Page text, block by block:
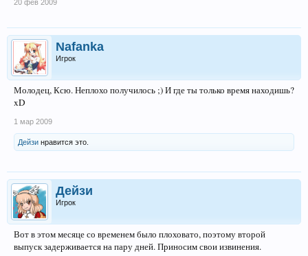
20 фев 2009
Nafanka
Игрок
Молодец, Ксю. Неплохо получилось ;) И где ты только время находишь?
xD
1 мар 2009
Дейзи нравится это.
Дейзи
Игрок
Вот в этом месяце со временем было плоховато, поэтому второй
выпуск задерживается на пару дней. Приносим свои извинения.